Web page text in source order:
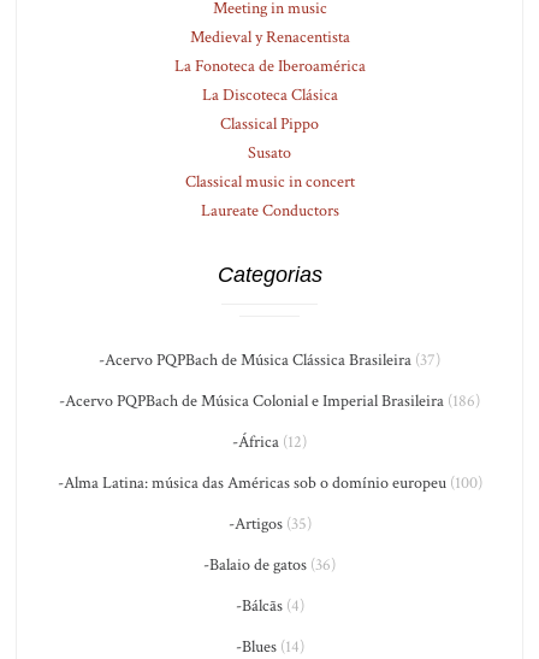
Meeting in music
Medieval y Renacentista
La Fonoteca de Iberoamérica
La Discoteca Clásica
Classical Pippo
Susato
Classical music in concert
Laureate Conductors
Categorias
-Acervo PQPBach de Música Clássica Brasileira (37)
-Acervo PQPBach de Música Colonial e Imperial Brasileira (186)
-África (12)
-Alma Latina: música das Américas sob o domínio europeu(100)
-Artigos(35)
-Balaio de gatos (36)
-Bálcãs(4)
-Blues(14)